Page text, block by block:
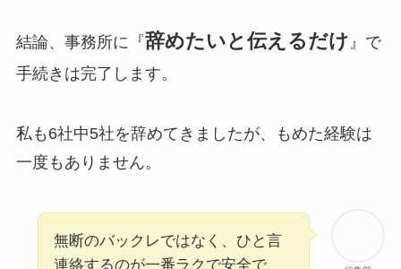
結論、事務所に『辞めたいと伝えるだけ 』で
手続きは完了します。
私も6社中5社を辞めてきましたが、もめた経験は
一度もありません。
無断のバックレではなく、ひと言
連絡するのが一番ラクで安全で